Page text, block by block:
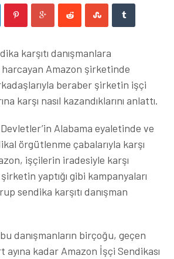
karşıtı danışmanlara
Amazon şirketinde
beraber şirketin işçi
karşı nasıl kazandıklarını anlattı.
Alabama eyaletinde ve
örgütlenme çabalarıyla karşı
işçilerin iradesiyle karşı
yaptığı gibi kampanyaları
sendika karşıtı danışman
bu danışmanların birçoğu, geçen
ayına kadar Amazon İşçi Sendikası